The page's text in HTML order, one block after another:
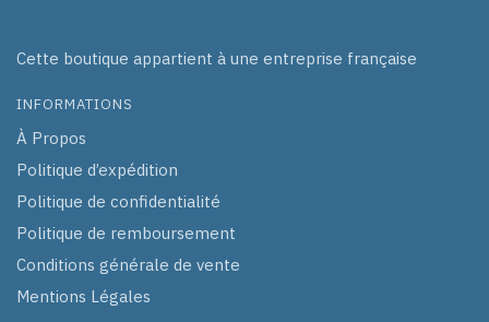
Cette boutique appartient à une entreprise française
INFORMATIONS
À Propos
Politique d’expédition
Politique de confidentialité
Politique de remboursement
Conditions générale de vente
Mentions Légales